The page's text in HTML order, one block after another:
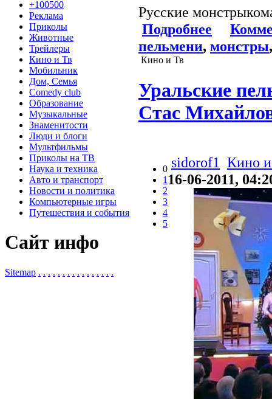
+100500
Реклама
Приколы
Животные
Трейлеры
Кино и Тв
Мобильник
Дом, Семья
Comedy club
Образование
Музыкальные
Знаменитости
Люди и блоги
Мультфильмы
Приколы на ТВ
Наука и техника
Авто и транспорт
Новости и политика
Компьютерные игры
Путешествия и события
Сайт инфо
Sitemap . . . . . . . . . . . . . . . .
Русские
Подробнее
пельмени, монстры
Кино и Тв
Уральские
Стас
0
1
2
3
4
5
sidorof1 Кино
16-06-2011,